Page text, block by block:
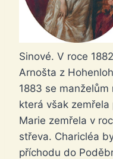
Sinové. V roce
Arnošta z
1883 se
která však
Marie zemřela v
střeva. Charicléa
příchodu do